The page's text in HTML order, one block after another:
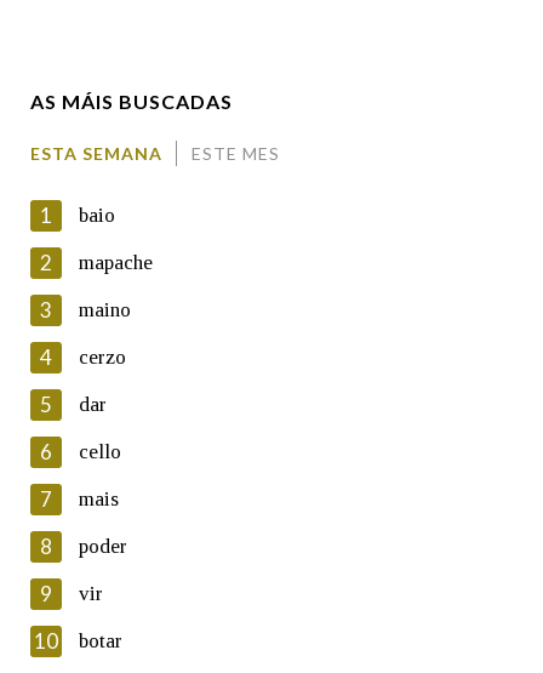
En cumprimento da normativa vixente en materia de
Protección de Datos de Carácter Persoal, a Real Academia
Galega informa a aqueles usuarios que faciliten o seu correo
electrónico, así como calquera outra información de carácter
persoal, que estes datos serán obxecto de tratamento
automatizado de carácter confidencial e incorporados aos seus
ficheiros informáticos. Así mesmo, os usuarios poderán exercer o
seu dereito de acceso, rectificación, oposición e cancelación dos
seus datos poñéndose en contacto connosco.
Lin e acepto as condicións da política de
Introduce o código que aparece na imaxe:
AS MÁIS BUSCADAS
ESTA SEMANA ESTE MES
1 baio
2 mapache
3 maino
4 cerzo
5 dar
6 cello
7 mais
8 poder
9 vir
10 botar